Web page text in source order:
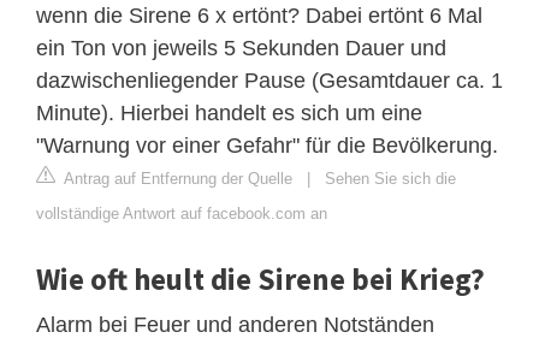
wenn die Sirene 6 x ertönt? Dabei ertönt 6 Mal
ein Ton von jeweils 5 Sekunden Dauer und
dazwischenliegender Pause (Gesamtdauer ca. 1
Minute). Hierbei handelt es sich um eine
"Warnung vor einer Gefahr" für die Bevölkerung.
Antrag auf Entfernung der Quelle | Sehen Sie sich die
vollständige Antwort auf facebook.com an
Wie oft heult die Sirene bei Krieg?
Alarm bei Feuer und anderen Notständen